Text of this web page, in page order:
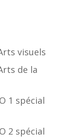
visuels
de la
1 spécial
2 spécial